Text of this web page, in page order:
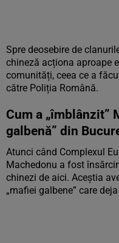
Spre deosebire de
chineză acționa aproape
comunități, ceea ce a
către Poliția Română.
Cum a „îmblânzit”
galbenă” din
Atunci când Complexul
Machedonu a fost
chinezi de aici. Aceștia
„mafiei galbene” care